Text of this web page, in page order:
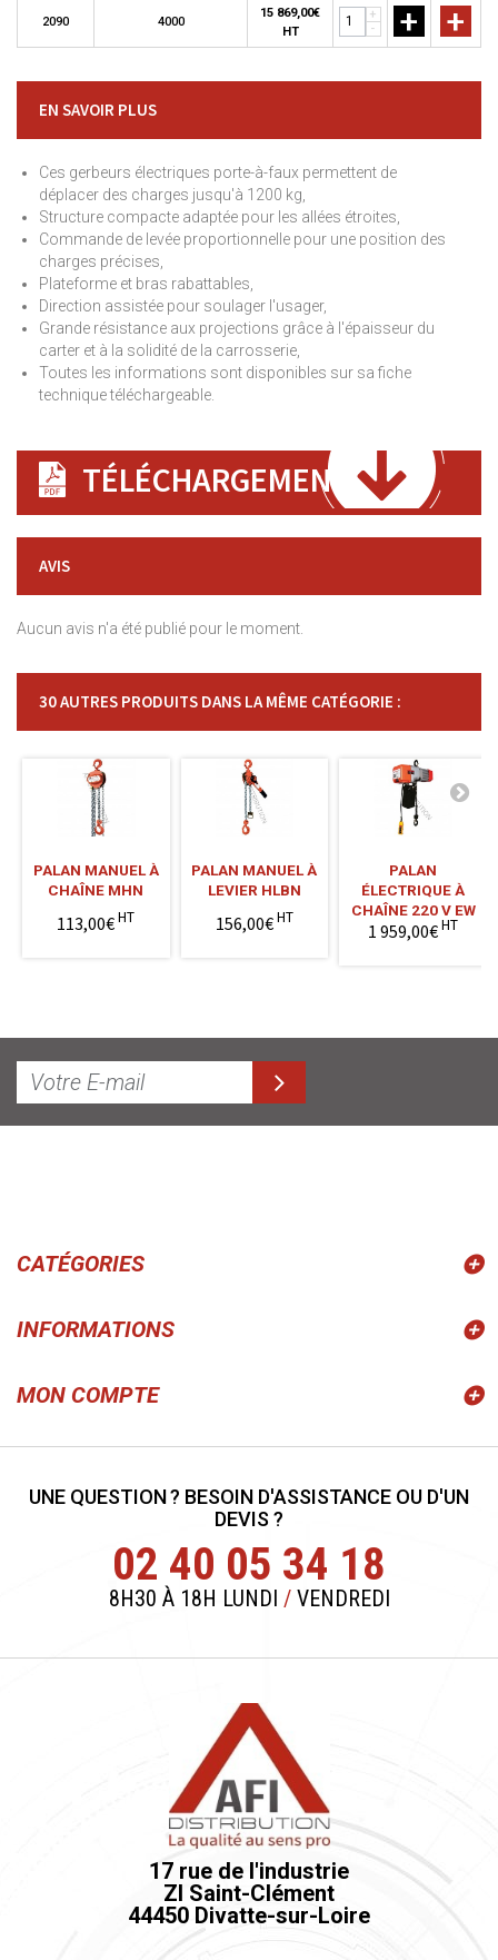
2090 4000
15 869,00€
HT
+
-
+ +
EN SAVOIR PLUS
Ces gerbeurs électriques porte-à-faux permettent de
déplacer des charges jusqu'à 1200 kg,
Structure compacte adaptée pour les allées étroites,
Commande de levée proportionnelle pour une position des
charges précises,
Plateforme et bras rabattables,
Direction assistée pour soulager l'usager,
Grande résistance aux projections grâce à l'épaisseur du
carter et à la solidité de la carrosserie,
Toutes les informations sont disponibles sur sa fiche
technique téléchargeable.
TÉLÉCHARGEMENT
AVIS
Aucun avis n'a été publié pour le moment.
30 AUTRES PRODUITS DANS LA MÊME CATÉGORIE :
PALAN MANUEL À
CHAÎNE MHN
113,00€HT
PALAN MANUEL À
LEVIER HLBN
156,00€HT
PALAN
ÉLECTRIQUE À
CHAÎNE 220 V EW
1 959,00€HT
CATÉGORIES
INFORMATIONS
MON COMPTE
UNE QUESTION ? BESOIN D'ASSISTANCE OU D'UN
DEVIS ?
02 40 05 34 18
8H30 À 18H LUNDI /VENDREDI
17 rue de l'industrie
ZI Saint-Clément
44450 Divatte-sur-Loire